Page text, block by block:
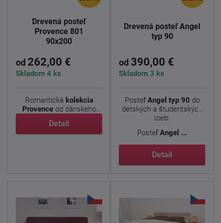
Drevená posteľ
Provence 801
90x200
od 262,00 €
Skladom 4 ks
Romantická kolekcia
Provenceod dánskeho
Detail
Drevená posteľ Angel
typ 90
od 390,00 €
Skladom 3 ks
PosteľAngel typ 90 do
detských a študentských
izieb.
PosteľAngel ...
Detail